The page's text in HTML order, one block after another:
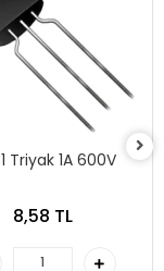
Triyak 1A 600V
8,58 TL